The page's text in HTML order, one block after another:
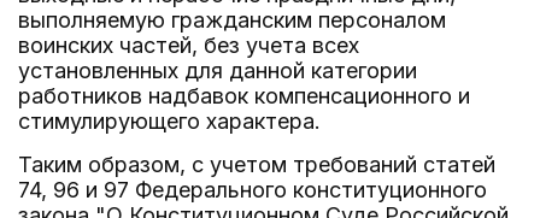
выполняемую гражданским персоналом
воинских частей, без учета всех
установленных для данной категории
работников надбавок компенсационного и
стимулирующего характера.
Таким образом, с учетом требований статей
74, 96 и 97 Федерального конституционного